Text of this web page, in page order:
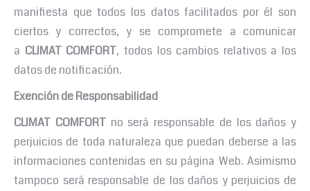
manifiesta que todos los datos facilitados por él son
ciertos y correctos, y se compromete a comunicar
a CLIMAT COMFORT, todos los cambios relativos a los
datos de notificación.
Exención de Responsabilidad
CLIMAT COMFORTno será responsable de los daños y
perjuicios de toda naturaleza que puedan deberse a las
informaciones contenidas en su página Web. Asimismo
tampoco será responsable de los daños y perjuicios de